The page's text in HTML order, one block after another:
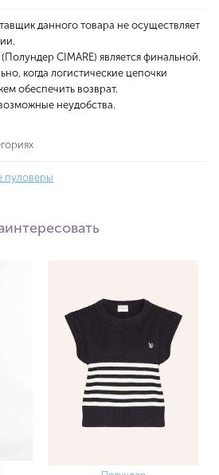
данного товара не осуществляет
CIMARE) является финальной.
когда логистические цепочки
обеспечить возврат.
неудобства.
пуловеры